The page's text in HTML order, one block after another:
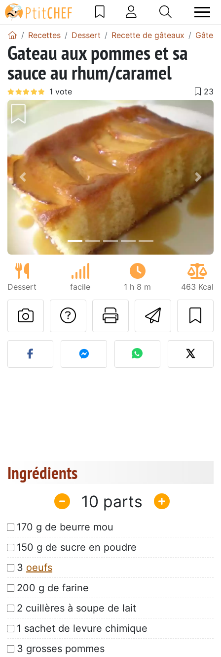
Recettes Dessert Recette de gâteaux
Gateau aux pommes et sa
sauce au rhum/caramel
Précédent
Dessert facile 1 h 8 m 463 Kcal
Imprimer
Poser une
Publier votre photo de
Ingrédients
10
170 g de beurre mou
150 g de sucre en poudre
3 oeufs
200 g de farine
2 cuillères à soupe de lait
1 sachet de levure chimique
3 grosses pommes